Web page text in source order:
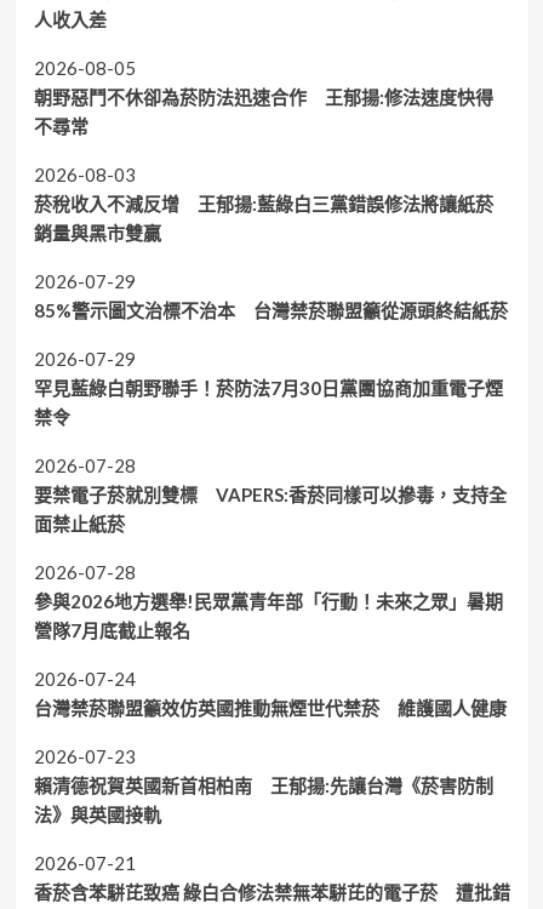
人收入差
2026-08-05
朝野惡鬥不休卻為菸防法迅速合作 王郁揚:修法速度快得
不尋常
2026-08-03
菸稅收入不減反增 王郁揚:藍綠白三黨錯誤修法將讓紙菸
銷量與黑市雙贏
2026-07-29
85%警示圖文治標不治本 台灣禁菸聯盟籲從源頭終結紙菸
2026-07-29
罕見藍綠白朝野聯手！菸防法7月30日黨團協商加重電子煙
禁令
2026-07-28
要禁電子菸就別雙標 VAPERS:香菸同樣可以摻毒，支持全
面禁止紙菸
2026-07-28
參與2026地方選舉!民眾黨青年部「行動！未來之眾」暑期
營隊7月底截止報名
2026-07-24
台灣禁菸聯盟籲效仿英國推動無煙世代禁菸 維護國人健康
2026-07-23
賴清德祝賀英國新首相柏南 王郁揚:先讓台灣《菸害防制
法》與英國接軌
2026-07-21
香菸含苯駢芘致癌 綠白合修法禁無苯駢芘的電子菸 遭批錯